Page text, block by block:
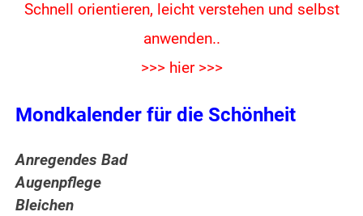
Schnell orientieren, leicht verstehen und selbst
anwenden..
>>> hier >>>
Mondkalender für die Schönheit
Anregendes Bad
Augenpflege
Bleichen